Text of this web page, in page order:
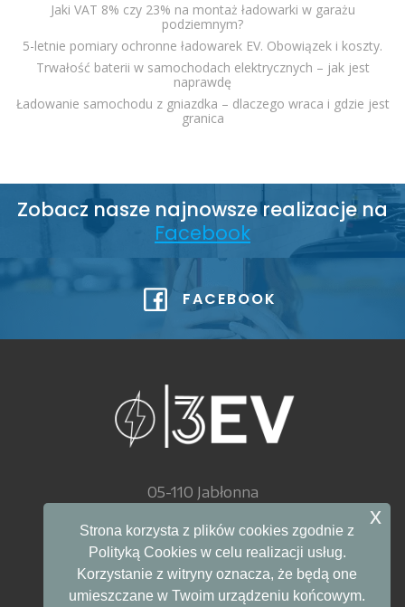
Jaki VAT 8% czy 23% na montaż ładowarki w garażu
podziemnym?
5-letnie pomiary ochronne ładowarek EV. Obowiązek i koszty.
Trwałość baterii w samochodach elektrycznych – jak jest
naprawdę
Ładowanie samochodu z gniazdka – dlaczego wraca i gdzie jest
granica
Zobacz nasze najnowsze realizacje na
Facebook
FACEBOOK
05-110 Jabłonna
ul. Akademijna 27
Telefon: 799 285 920
E-mail: info@3ev.pl
Strona korzysta z plików cookies zgodnie z
Polityką Cookies w celu realizacji usług.
Korzystanie z witryny oznacza, że będą one
umieszczane w Twoim urządzeniu końcowym.
x